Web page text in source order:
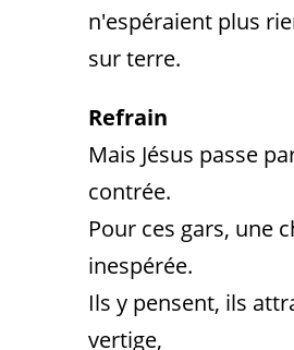
n'espéraient plus
sur terre.
Refrain
Mais Jésus passe
contrée.
Pour ces gars, une
inespérée.
Ils y pensent, ils
vertige,